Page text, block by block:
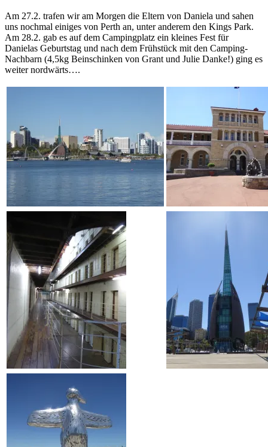
Am 27.2. trafen wir am Morgen die Eltern von Daniela und sahen
uns nochmal einiges von Perth an, unter anderem den Kings Park.
Am 28.2. gab es auf dem Campingplatz ein kleines Fest für
Danielas Geburtstag und nach dem Frühstück mit den Camping-
Nachbarn (4,5kg Beinschinken von Grant und Julie Danke!) ging es
weiter nordwärts….